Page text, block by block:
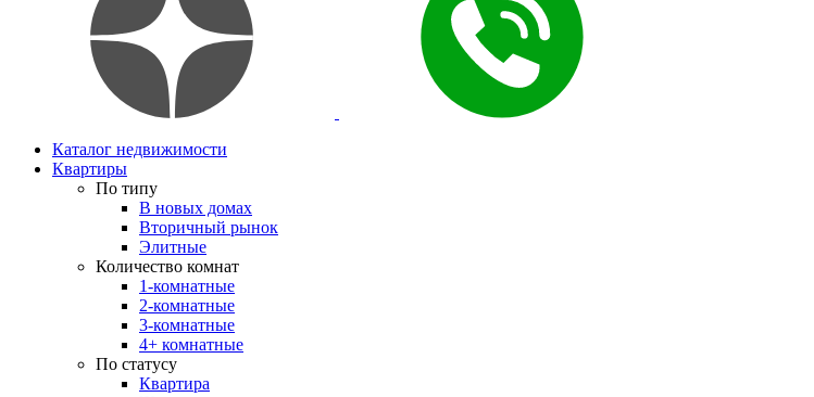
Каталог недвижимости
Квартиры
По типу
В новых домах
Вторичный рынок
Элитные
Количество комнат
1-комнатные
2-комнатные
3-комнатные
4+ комнатные
По статусу
Квартира